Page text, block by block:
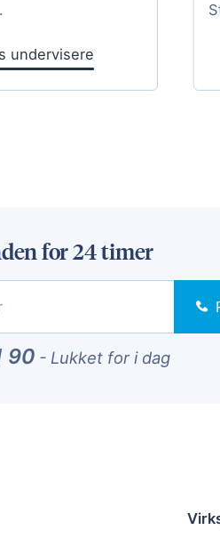
undervisere
for 24 timer
90 - Lukket for i dag